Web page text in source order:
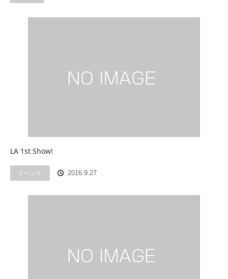
LA 1st Show!
イベント 2016.9.27